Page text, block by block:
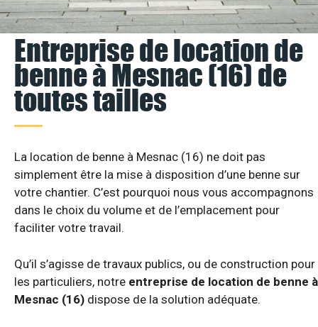
Entreprise de location de
benne à Mesnac (16) de
toutes tailles
La location de benne à Mesnac (16) ne doit pas
simplement être la mise à disposition d’une benne sur
votre chantier. C’est pourquoi nous vous accompagnons
dans le choix du volume et de l’emplacement pour
faciliter votre travail.
Qu’il s’agisse de travaux publics, ou de construction pour
les particuliers, notre entreprise de location de benne à
Mesnac (16) dispose de la solution adéquate.